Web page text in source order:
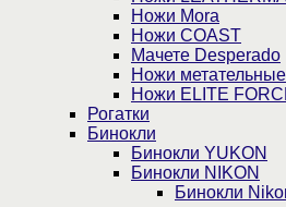
Ножи Mora
Ножи COAST
Мачете Desperado
Ножи метательные
Ножи ELITE
Рогатки
Бинокли
Бинокли YUKON
Бинокли NIKON
Бинокли